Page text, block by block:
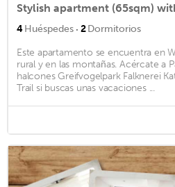
Stylish apartment (65sqm)
4Huéspedes · 2Dormitorios
Este apartamento se encuentra en
rural y en las montañas. Acércate a
halcones Greifvogelpark Falknerei
Trail si buscas unas vacaciones ...